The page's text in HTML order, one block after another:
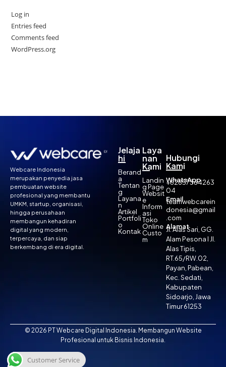
Log in
Entries feed
Comments feed
WordPress.org
Webcare Indonesia
merupakan penyedia jasa
pembuatan website
profesional yang membantu
UMKM, startup, organisasi,
hingga perusahaan
membangun kehadiran
digital yang modern,
terpercaya, dan siap
berkembang di era digital.
Jelaja
hi
Berand
a
Tentan
g
Layana
n
Artikel
Portfoli
o
Kontak
Laya
nan
Kami
Landin
g Page
Websit
e
Inform
asi
Toko
Online
Custo
m
Hubungi
Kami
WhatsApp
+62857364263
04
Email
teamwebcarein
donesia@gmail
.com
Alamat
Jl. Alas Sari, GG.
Alam Pesona I Jl.
Alas Tipis,
RT.65/RW.02,
Payan, Pabean,
Kec. Sedati,
Kabupaten
Sidoarjo, Jawa
Timur 61253
© 2026 PT Webcare Digital Indonesia. Membangun Website
Profesional untuk Bisnis Indonesia.
Customer Service